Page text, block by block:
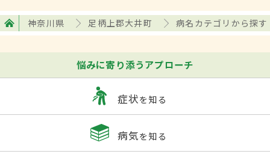
神奈川県 足柄上郡大井町 病名カテゴリから探す
悩みに寄り添うアプローチ
症状を知る
病気を知る